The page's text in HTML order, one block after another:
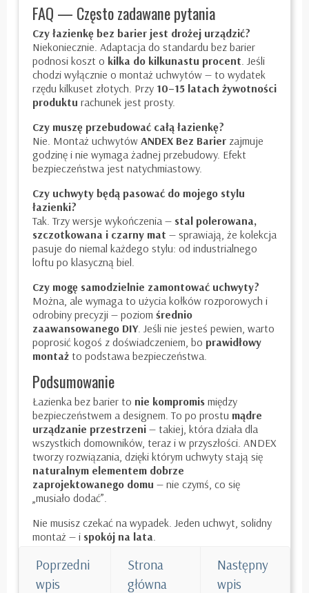
FAQ — Często zadawane pytania
Czy łazienkę bez barier jest drożej urządzić?
Niekoniecznie. Adaptacja do standardu bez barier
podnosi koszt o kilka do kilkunastu procent . Jeśli
chodzi wyłącznie o montaż uchwytów — to wydatek
rzędu kilkuset złotych. Przy 10–15 latach żywotności
produktu rachunek jest prosty.
Czy muszę przebudować całą łazienkę?
Nie. Montaż uchwytów ANDEX Bez Barier zajmuje
godzinę i nie wymaga żadnej przebudowy. Efekt
bezpieczeństwa jest natychmiastowy.
Czy uchwyty będą pasować do mojego stylu
łazienki?
Tak. Trzy wersje wykończenia — stal polerowana,
szczotkowana i czarny mat — sprawiają, że kolekcja
pasuje do niemal każdego stylu: od industrialnego
loftu po klasyczną biel.
Czy mogę samodzielnie zamontować uchwyty?
Można, ale wymaga to użycia kołków rozporowych i
odrobiny precyzji — poziom średnio
zaawansowanego DIY. Jeśli nie jesteś pewien, warto
poprosić kogoś z doświadczeniem, bo prawidłowy
montaż to podstawa bezpieczeństwa.
Podsumowanie
Łazienka bez barier to nie kompromis między
bezpieczeństwem a designem. To po prostu mądre
urządzanie przestrzeni — takiej, która działa dla
wszystkich domowników, teraz i w przyszłości. ANDEX
tworzy rozwiązania, dzięki którym uchwyty stają się
naturalnym elementem dobrze
zaprojektowanego domu — nie czymś, co się
„musiało dodać”.
Nie musisz czekać na wypadek. Jeden uchwyt, solidny
montaż — i spokój na lata
Poprzedni
wpis
Strona
główna
Następny
wpis